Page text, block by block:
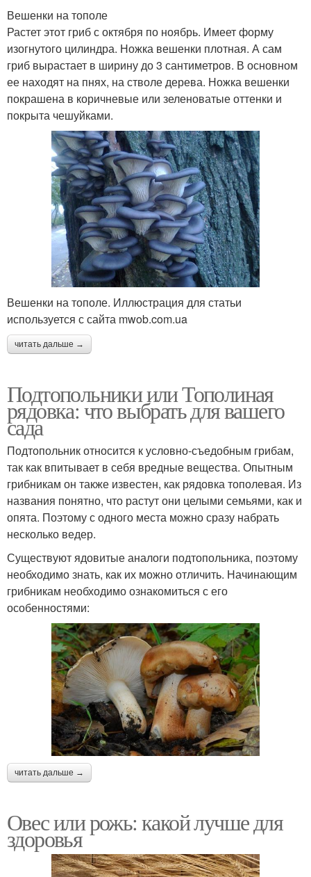
Вешенки на тополе
Растет этот гриб с октября по ноябрь. Имеет форму
изогнутого цилиндра. Ножка вешенки плотная. А сам
гриб вырастает в ширину до 3 сантиметров. В основном
ее находят на пнях, на стволе дерева. Ножка вешенки
покрашена в коричневые или зеленоватые оттенки и
покрыта чешуйками.
Вешенки на тополе. Иллюстрация для статьи
используется с сайта mwob.com.ua
читать дальше →
Подтопольники или Тополиная
рядовка: что выбрать для вашего
сада
Подтопольник относится к условно-съедобным грибам,
так как впитывает в себя вредные вещества. Опытным
грибникам он также известен, как рядовка тополевая. Из
названия понятно, что растут они целыми семьями, как и
опята. Поэтому с одного места можно сразу набрать
несколько ведер.
Существуют ядовитые аналоги подтопольника, поэтому
необходимо знать, как их можно отличить. Начинающим
грибникам необходимо ознакомиться с его
особенностями:
читать дальше →
Овес или рожь: какой лучше для
здоровья